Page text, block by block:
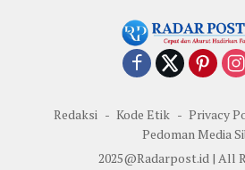
Redaksi Kode Etik Privacy
Pedoman Media
2025@Radarpost.id | All